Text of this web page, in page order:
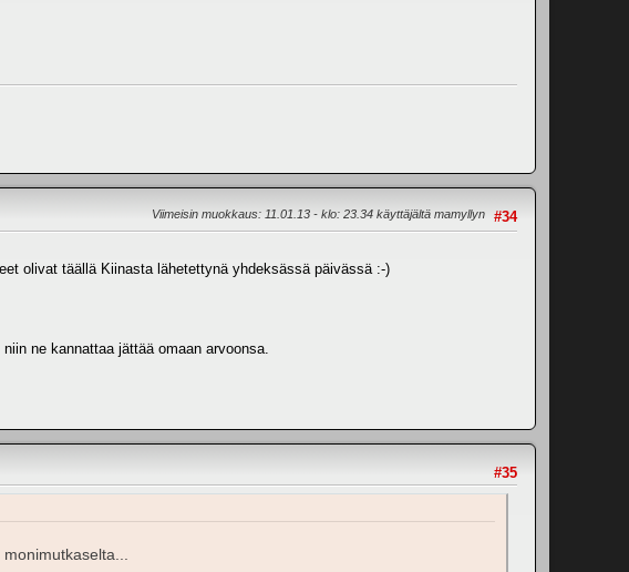
#34
Viimeisin muokkaus: 11.01.13 - klo: 23.34 käyttäjältä mamyllyn
olivat täällä Kiinasta lähetettynä yhdeksässä päivässä :-)
ne kannattaa jättää omaan arvoonsa.
#35